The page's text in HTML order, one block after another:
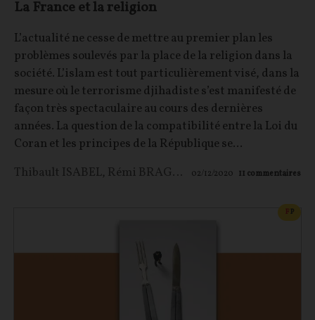
La France et la religion
L’actualité ne cesse de mettre au premier plan les
problèmes soulevés par la place de la religion dans la
société. L’islam est tout particulièrement visé, dans la
mesure où le terrorisme djihadiste s’est manifesté de
façon très spectaculaire au cours des dernières
années. La question de la compatibilité entre la Loi du
Coran et les principes de la République se...
Thibault ISABEL, Rémi BRAGUE 02/12/2020 11 commentaires
FP